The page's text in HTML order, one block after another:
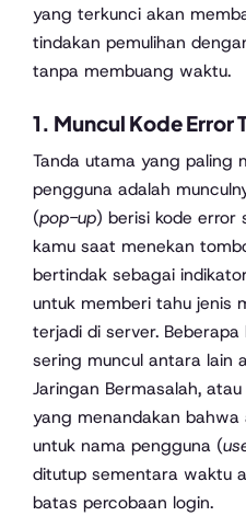
yang terkunci akan
tindakan pemulihan
tanpa membuang waktu.
1. Muncul Kode Error
Tanda utama yang paling
pengguna adalah
(pop-up) berisi kode error
kamu saat menekan
bertindak sebagai
untuk memberi tahu jenis
terjadi di server.
sering muncul antara lain
Jaringan Bermasalah,
yang menandakan bahwa
untuk nama pengguna (
ditutup sementara waktu
batas percobaan login.